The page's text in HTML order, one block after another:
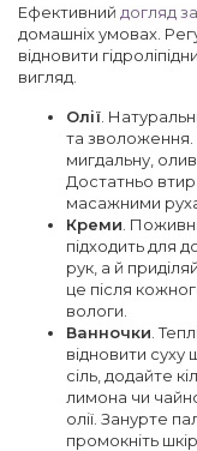
Ефективний догляд
домашніх умовах.
відновити
вигляд.
Олії .
та
мигдальну,
Достатньо
масажними
Креми .
підходить для
рук, а й
це після
вологи.
Ванночки .
відновити суху
сіль, додайте
лимона чи
олії. Занурте
промокніть